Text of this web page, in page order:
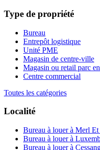
Type de propriété
Bureau
Entrepôt logistique
Unité PME
Magasin de centre-ville
Magasin ou retail parc
Centre commercial
Toutes les catégories
Localité
Bureau à louer à Merl
Bureau à louer à
Bureau à louer à